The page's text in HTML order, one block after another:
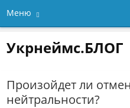
Меню
Укрнеймс.БЛОГ
Произойдет ли
нейтральности?